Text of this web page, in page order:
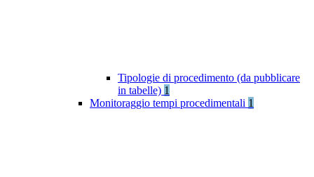
Tipologie di procedimento (da pubblicare
in tabelle) 1
Monitoraggio tempi procedimentali 1